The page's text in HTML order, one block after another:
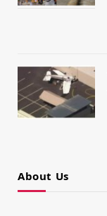
About Us